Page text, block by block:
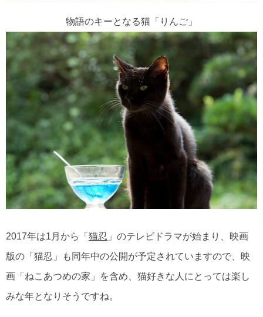
物語のキーとなる猫「りんご」
2017年は1月から「 猫忍 」のテレビドラマが始まり、映画
版の「猫忍」も同年中の公開が予定されていますので、映
画「ねこあつめの家」を含め、猫好きな人にとっては楽し
みな年となりそうですね。